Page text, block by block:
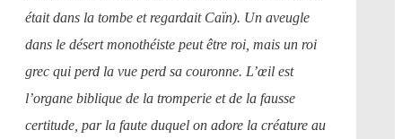
était dans la tombe et regardait Caïn). Un aveugle
dans le désert monothéiste peut être roi, mais un roi
grec qui perd la vue perd sa couronne. L’œil est
l’organe biblique de la tromperie et de la fausse
certitude, par la faute duquel on adore la créature au